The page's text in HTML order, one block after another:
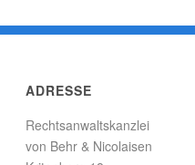
ADRESSE
Rechtsanwaltskanzlei
von Behr & Nicolaisen